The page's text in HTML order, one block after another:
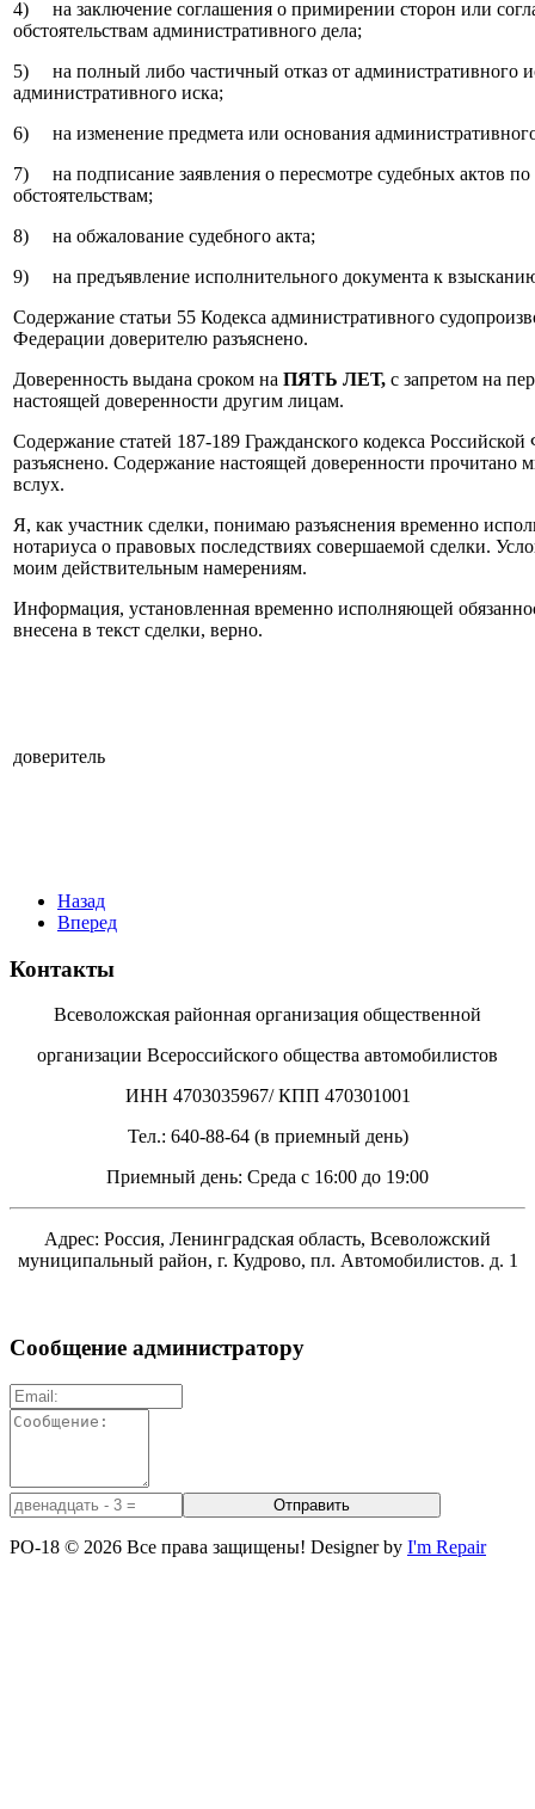
4) на заключение соглашения о примирении сторон или
обстоятельствам административного дела;
5) на полный либо частичный отказ от административного
административного иска;
6) на изменение предмета или основания
7) на подписание заявления о пересмотре судебных актов
обстоятельствам;
8) на обжалование судебного акта;
9) на предъявление исполнительного документа к
Содержание статьи 55 Кодекса административного
Федерации доверителю разъяснено.
Доверенность выдана сроком на ПЯТЬ ЛЕТ, с запретом на
настоящей доверенности другим лицам.
Содержание статей 187-189 Гражданского кодекса
разъяснено. Содержание настоящей доверенности прочитано
вслух.
Я, как участник сделки, понимаю разъяснения временно
нотариуса о правовых последствиях совершаемой сделки.
моим действительным намерениям.
Информация, установленная временно исполняющей
внесена в текст сделки, верно.
доверитель
Назад
Вперед
Контакты
Всеволожская районная организация общественной
организации Всероссийского общества автомобилистов
ИНН 4703035967/ КПП 470301001
Тел.: 640-88-64 (в приемный день)
Приемный день: Среда с 16:00 до 19:00
Адрес: Россия, Ленинградская область, Всеволожский
муниципальный район, г. Кудрово, пл. Автомобилистов. д. 1
Сообщение администратору
PO-18 © 2026 Все права защищены! Designer by I'm Repair